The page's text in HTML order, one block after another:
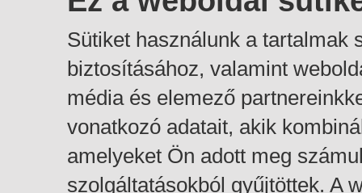
Sütiket használunk a tartalmak
biztosításához, valamint
média és elemező
vonatkozó adatait, akik
amelyeket Ön adott meg
szolgáltatásokból gyűjtöttek. A